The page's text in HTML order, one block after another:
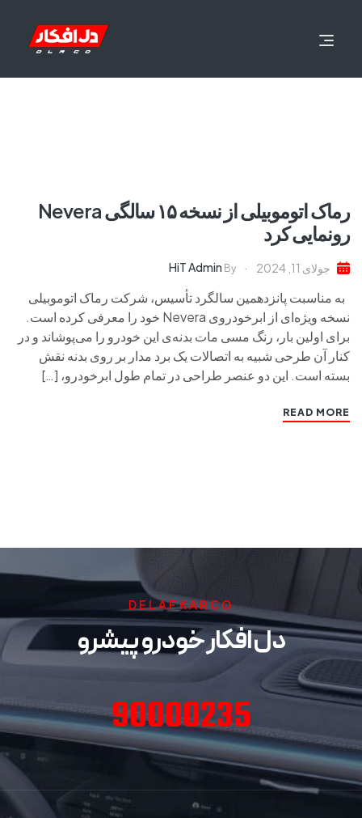
رماک اتوموبیلی از نسخه ۱۵ سالگی Nevera
رونمایی کرد
جولای 11, 2024 By
HiT Admin
به مناسبت پانزدهمین سالگرد تأسیس، شرکت رماک اتوموبیلی
نسخه ویژه‌ای از ابرخودروی Nevera خود را معرفی کرده است.
برای اولین بار، رنگ مسی مات بدنه‌ی این خودرو را می‌پوشاند و در
کنار آن طرحی شبیه به اتصالات یک برد مدار بر روی بدنه نقش
بسته است. این دو عنصر طراحی در تمام طول ابرخودرو، […]
READ MORE
DELAFKARCO
دل افکار خودرو پیشرو
90000235